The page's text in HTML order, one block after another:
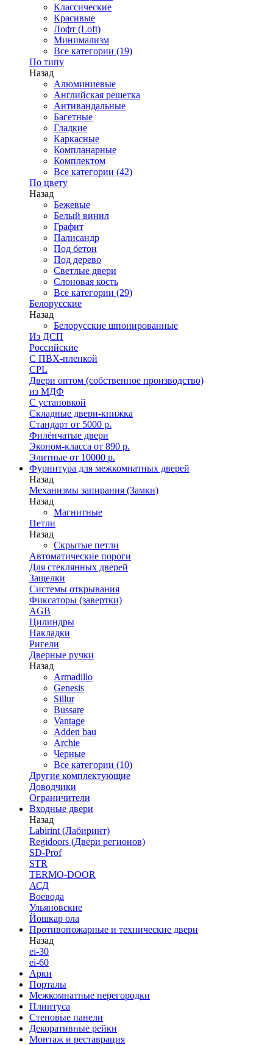
Классические
Красивые
Лофт (Loft)
Минимализм
Все категории (19)
По типу
Назад
Алюминиевые
Английская решетка
Антивандальные
Багетные
Гладкие
Каркасные
Компланарные
Комплектом
Все категории (42)
По цвету
Назад
Бежевые
Белый винил
Графит
Палисандр
Под бетон
Под дерево
Светлые двери
Слоновая кость
Все категории (29)
Белорусские
Назад
Белорусские шпонированные
Из ДСП
Российские
C ПВХ-пленкой
CPL
Двери оптом (собственное производство)
из МДФ
С установкой
Складные двери-книжка
Стандарт от 5000 р.
Филёнчатые двери
Эконом-класса от 890 р.
Элитные от 10000 р.
Фурнитура для межкомнатных дверей
Назад
Механизмы запирания (Замки)
Назад
Магнитные
Петли
Назад
Скрытые петли
Автоматические пороги
Для стеклянных дверей
Защелки
Системы открывания
Фиксаторы (завертки)
AGB
Цилиндры
Накладки
Ригели
Дверные ручки
Назад
Armadillo
Genesis
Sillur
Bussare
Vantage
Adden bau
Archie
Черные
Все категории (10)
Другие комплектующие
Доводчики
Ограничители
Входные двери
Назад
Labirint (Лабиринт)
Regidoors (Двери регионов)
SD-Prof
STR
TERMO-DOOR
АСД
Воевода
Ульяновские
Йошкар ола
Противопожарные и технические двери
Назад
ei-30
ei-60
Арки
Порталы
Межкомнатные перегородки
Плинтуса
Стеновые панели
Декоративные рейки
Монтаж и реставрация